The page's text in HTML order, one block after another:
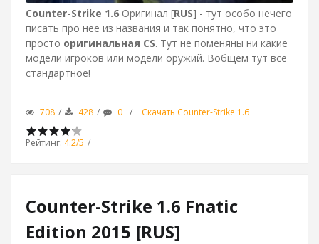
Counter-Strike 1.6 Оригинал [RUS] - тут особо нечего
писать про нее из названия и так понятно, что это
просто оригинальная CS. Тут не поменяны ни какие
модели игроков или модели оружий. Вобщем тут все
стандартное!
708 428 0 Скачать Counter-Strike 1.6
Рейтинг: 4.2/5
Counter-Strike 1.6 Fnatic
Edition 2015 [RUS]